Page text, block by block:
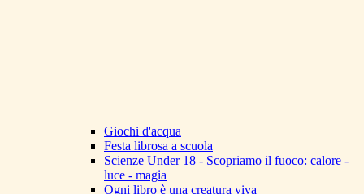
Giochi d'acqua
Festa librosa a scuola
Scienze Under 18 - Scopriamo il fuoco: calore -
luce - magia
Ogni libro è una creatura viva